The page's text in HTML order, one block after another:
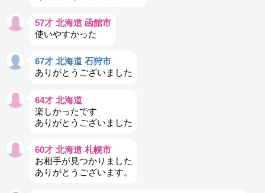
57才 北海道 函館市
使いやすかった
67才 北海道 石狩市
ありがとうございました
64才 北海道
楽しかったです
ありがとうございました
60才 北海道 札幌市
お相手が見つかりました
ありがとうございます。